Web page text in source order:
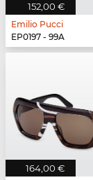
152,00 €
Emilio Pucci
EP0197 - 99A
164,00 €